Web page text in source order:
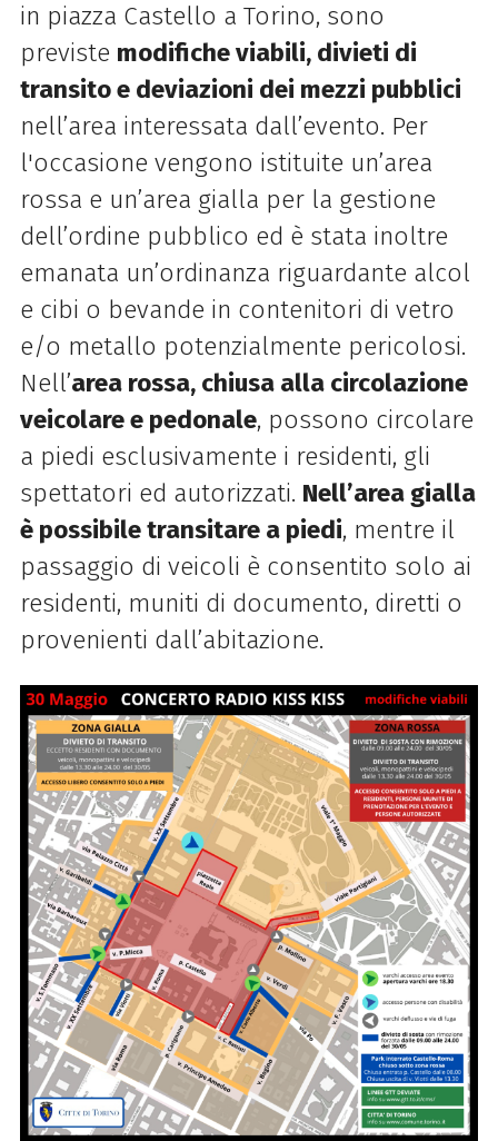
in piazza Castello a Torino, sono
previste modifiche viabili, divieti di
transito e deviazioni dei mezzi pubblici
nell’area interessata dall’evento. Per
l'occasione vengono istituite un’area
rossa e un’area gialla per la gestione
dell’ordine pubblico ed è stata inoltre
emanata un’ordinanza riguardante alcol
e cibi o bevande in contenitori di vetro
e/o metallo potenzialmente pericolosi.
Nell’area rossa, chiusa alla circolazione
veicolare e pedonale, possono circolare
a piedi esclusivamente i residenti, gli
spettatori ed autorizzati. Nell’area gialla
è possibile transitare a piedi, mentre il
passaggio di veicoli è consentito solo ai
residenti, muniti di documento, diretti o
provenienti dall’abitazione.